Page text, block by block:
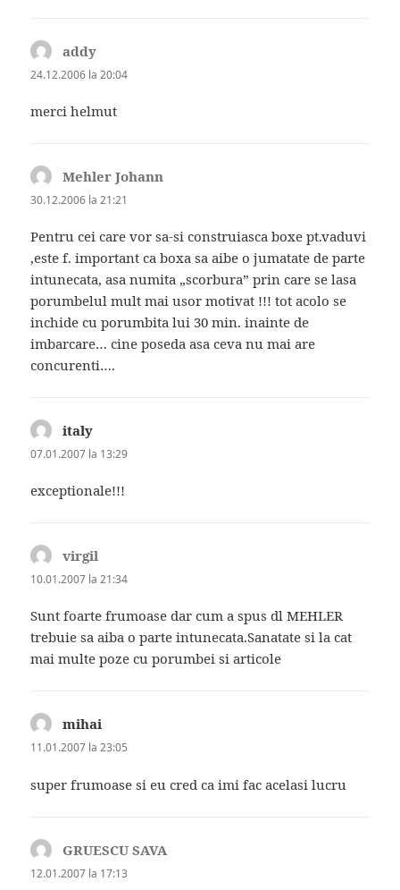
addy
24.12.2006 la 20:04
merci helmut
Mehler Johann
30.12.2006 la 21:21
Pentru cei care vor sa-si construiasca boxe pt.vaduvi
,este f. important ca boxa sa aibe o jumatate de parte
intunecata, asa numita „scorbura” prin care se lasa
porumbelul mult mai usor motivat !!! tot acolo se
inchide cu porumbita lui 30 min. inainte de
imbarcare… cine poseda asa ceva nu mai are
concurenti….
italy
07.01.2007 la 13:29
exceptionale!!!
virgil
10.01.2007 la 21:34
Sunt foarte frumoase dar cum a spus dl MEHLER
trebuie sa aiba o parte intunecata.Sanatate si la cat
mai multe poze cu porumbei si articole
mihai
11.01.2007 la 23:05
super frumoase si eu cred ca imi fac acelasi lucru
GRUESCU SAVA
12.01.2007 la 17:13